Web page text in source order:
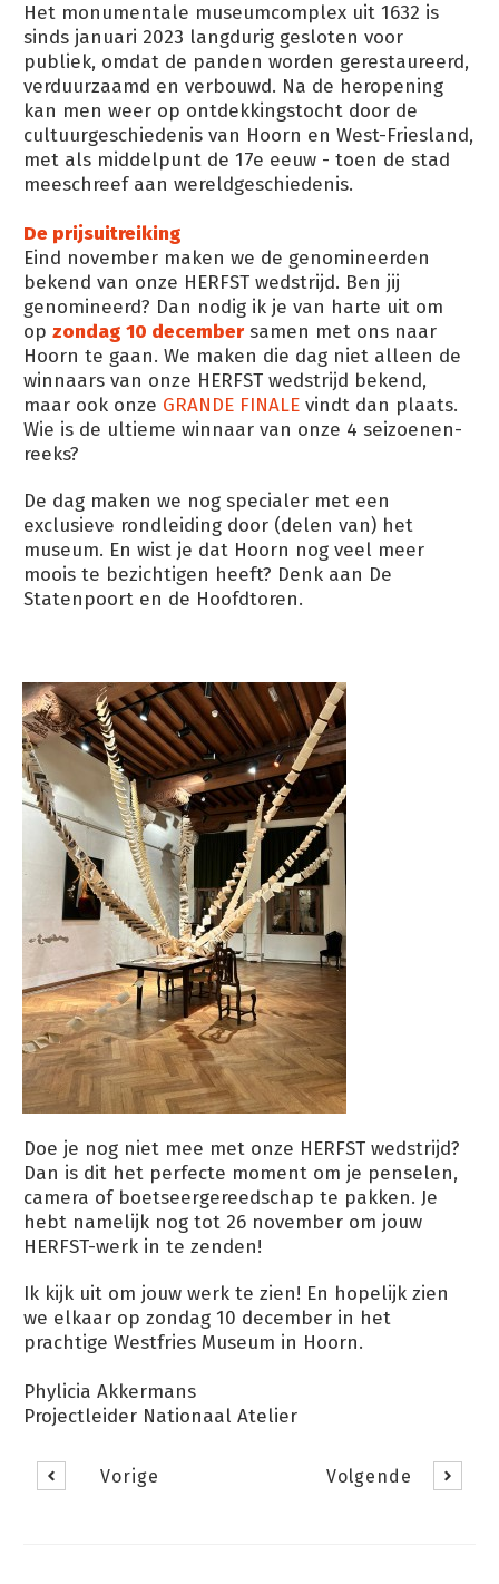
Het monumentale museumcomplex uit 1632 is
sinds januari 2023 langdurig gesloten voor
publiek, omdat de panden worden gerestaureerd,
verduurzaamd en verbouwd. Na de heropening
kan men weer op ontdekkingstocht door de
cultuurgeschiedenis van Hoorn en West-Friesland,
met als middelpunt de 17e eeuw - toen de stad
meeschreef aan wereldgeschiedenis.
De prijsuitreiking
Eind november maken we de genomineerden
bekend van onze HERFST wedstrijd. Ben jij
genomineerd? Dan nodig ik je van harte uit om
op zondag 10 decembersamen met ons naar
Hoorn te gaan. We maken die dag niet alleen de
winnaars van onze HERFST wedstrijd bekend,
maar ook onze GRANDE FINALE vindt dan plaats.
Wie is de ultieme winnaar van onze 4 seizoenen-
reeks?
De dag maken we nog specialer met een
exclusieve rondleiding door (delen van) het
museum. En wist je dat Hoorn nog veel meer
moois te bezichtigen heeft? Denk aan De
Statenpoort en de Hoofdtoren.
Doe je nog niet mee met onze HERFST wedstrijd?
Dan is dit het perfecte moment om je penselen,
camera of boetseergereedschap te pakken. Je
hebt namelijk nog tot 26 november om jouw
HERFST-werk in te zenden!
Ik kijk uit om jouw werk te zien! En hopelijk zien
we elkaar op zondag 10 december in het
prachtige Westfries Museum in Hoorn.
Phylicia Akkermans
Projectleider Nationaal Atelier
Vorige Volgende